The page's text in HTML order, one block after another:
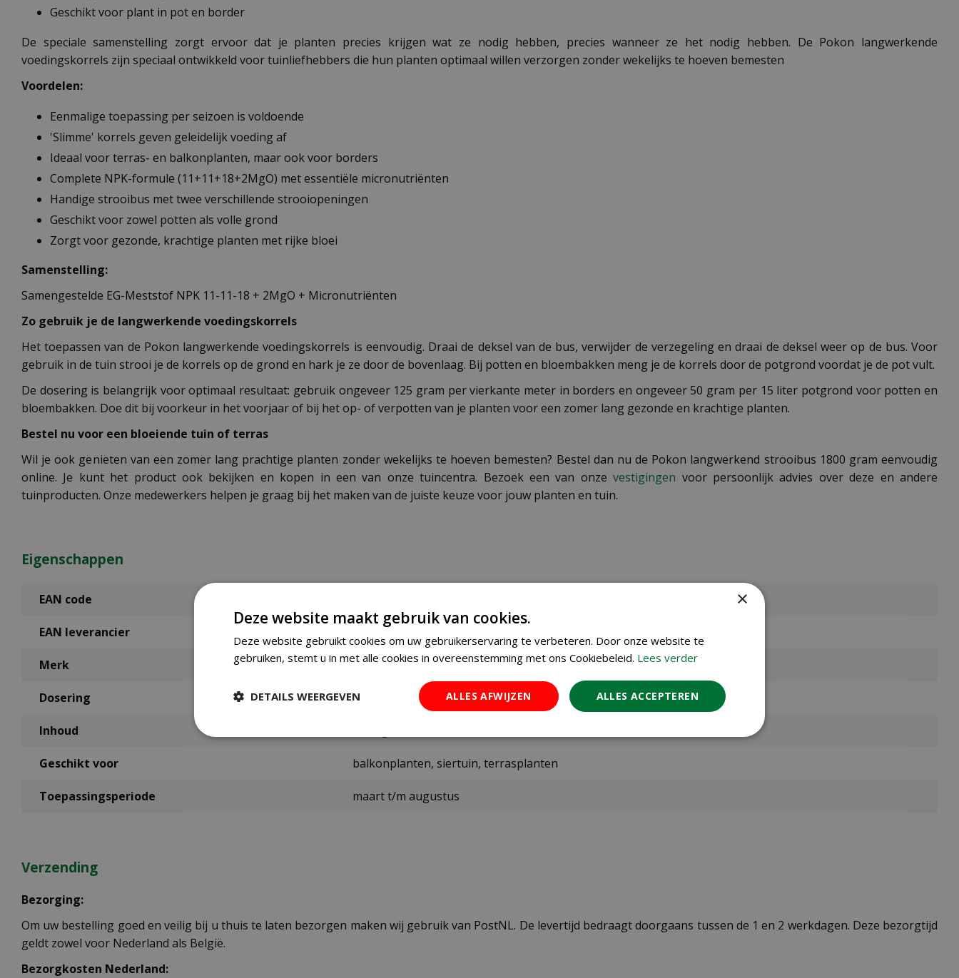
Geschikt voor plant in pot en border
De speciale samenstelling zorgt ervoor dat je planten precies krijgen wat ze nodig hebben, precies wanneer ze het nodig hebben. De Pokon langwerkende
voedingskorrels zijn speciaal ontwikkeld voor tuinliefhebbers die hun planten optimaal willen verzorgen zonder wekelijks te hoeven bemesten
Voordelen:
Eenmalige toepassing per seizoen is voldoende
'Slimme' korrels geven geleidelijk voeding af
Ideaal voor terras- en balkonplanten, maar ook voor borders
Complete NPK-formule (11+11+18+2MgO) met essentiële micronutriënten
Handige strooibus met twee verschillende strooiopeningen
Geschikt voor zowel potten als volle grond
Zorgt voor gezonde, krachtige planten met rijke bloei
Samenstelling:
Samengestelde EG-Meststof NPK 11-11-18 + 2MgO + Micronutriënten
Zo gebruik je de langwerkende voedingskorrels
Het toepassen van de Pokon langwerkende voedingskorrels is eenvoudig. Draai de deksel van de bus, verwijder de verzegeling en draai de deksel weer op de bus. Voor
gebruik in de tuin strooi je de korrels op de grond en hark je ze door de bovenlaag. Bij potten en bloembakken meng je de korrels door de potgrond voordat je de pot vult.
De dosering is belangrijk voor optimaal resultaat: gebruik ongeveer 125 gram per vierkante meter in borders en ongeveer 50 gram per 15 liter potgrond voor potten en
bloembakken. Doe dit bij voorkeur in het voorjaar of bij het op- of verpotten van je planten voor een zomer lang gezonde en krachtige planten.
Bestel nu voor een bloeiende tuin of terras
Wil je ook genieten van een zomer lang prachtige planten zonder wekelijks te hoeven bemesten? Bestel dan nu de Pokon langwerkend strooibus 1800 gram eenvoudig
online. Je kunt het product ook bekijken en kopen in een van onze tuincentra. Bezoek een van onzevestigingen voor persoonlijk advies over deze en andere
tuinproducten. Onze medewerkers helpen je graag bij het maken van de juiste keuze voor jouw planten en tuin.
Eigenschappen
EAN code
EAN leverancier 7670415100
Merk Pokon
Dosering 125 gram per m²
Inhoud
Geschikt voor balkonplanten, siertuin, terrasplanten
Toepassingsperiode maart t/m augustus
Verzending
Bezorging:
Om uw bestelling goed en veilig bij u thuis te laten bezorgen maken wij gebruik van PostNL. De levertijd bedraagt doorgaans tussen de 1 en 2 werkdagen. Deze bezorgtijd
geldt zowel voor Nederland als België.
Bezorgkosten Nederland:
×
Deze website maakt gebruik van cookies.
Deze website gebruikt cookies om uw gebruikerservaring te verbeteren. Door onze website te
gebruiken, stemt u in met alle cookies in overeenstemming met ons Cookiebeleid. Lees verder
ALLES ACCEPTEREN
ALLES AFWIJZEN
DETAILS WEERGEVEN